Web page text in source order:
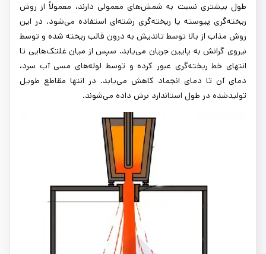
طول بیشتری نسبت به شمش‌های معمولی دارند، معمولاً از روش
ریخته‌گری پیوسته یا ریخته‌گری رشته‌ای استفاده می‌شود. در این
روش مذاب از بالا توسط تاندیش به درون قالب ریخته شده و توسط
نیروی گرانش به پایین جریان می‌یابد. سپس از میان غلتک‌هایی تا
انتهای خط ریخته‌گری عبور کرده و توسط لوله‌های مسی آب سرد،
دمای آن تا دمای انجماد کاهش می‌یابد. در انتها مقاطع طویل
تولیدشده در طول استاندارد برش داده می‌شوند.